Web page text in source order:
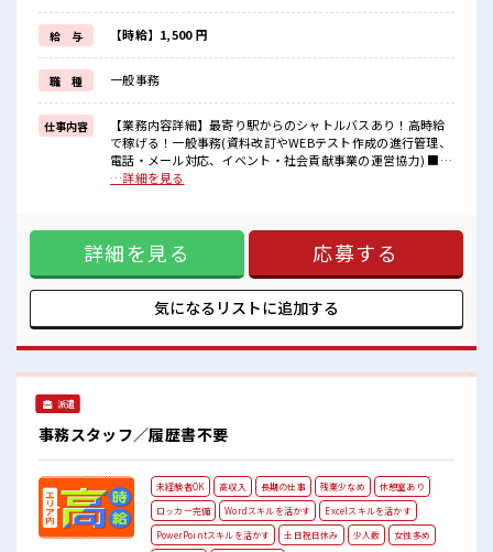
≪未経験OKの仕事≫
新しいことにチャレンジするのは不安だけど、
しっかり働く環境が整っています！
イチからスキルUP・ステップUP目指していきましょう！
≪自分に向いている仕事が探せる≫
困った事などがあれば、
担当がしっかりサポートします！
■職場の雰囲気
女性多めで休み時間は女子トークがあふれる職場です！
高収入もバッチリ目指せますよ！
給 与 【時給】1,500 円
職 種 一般事務
仕事内容
【業務内容詳細】最寄り駅からのシャトルバスあり！高時給
で稼げる！一般事務(資料改訂やWEBテスト作成の進行管理、
電話・メール対応、イベント・社会貢献事業の運営協力) ■お
仕事PR ≪女性も仕事をしやすい職場≫ もちろん男性の応募も
族や友人と一緒にプライベート満喫！ ≪未経験OKの仕事≫
新しいことにチャレンジするのは不安だけど、 しっかり働く
環境が整っています！ イチからスキルUP・ステップUP目指
していきましょう！ ≪自分に向いている仕事が探せる≫ 困っ
た事などがあれば、 担当がしっかりサポートします！ ■職場
の雰囲気 女性多めで休み時間は女子トークがあふれる職場で
ミュニケーションも取りやすい？ 高収入もバッチリ目指せま
すよ！
…詳細を見る
詳細を見る 応募する
気になるリストに追加する
派遣
事務スタッフ／履歴書不要
未経験者OK 高収入 長期の仕事 残業少なめ
休憩室あり
ロッカー完備
Wordスキルを活かす
Excelスキルを活かす
PowerPointスキルを活かす
土日祝日休み 少人数
女性多め